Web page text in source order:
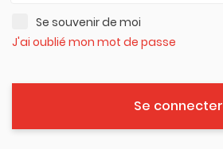
Se souvenir de moi
J'ai oublié mon mot de passe
Se connecter